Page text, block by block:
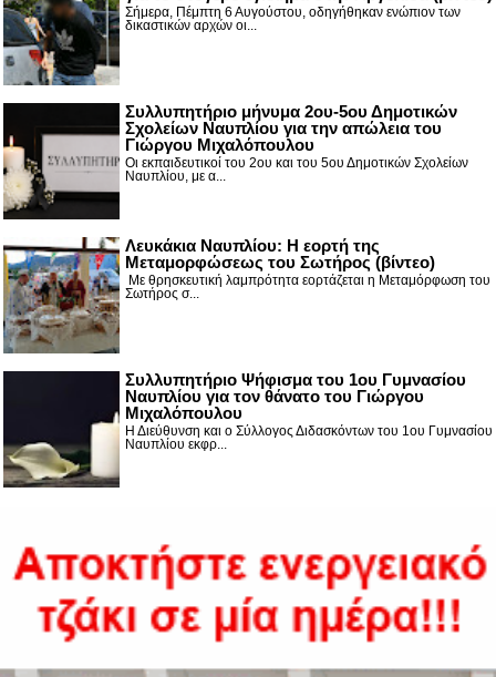
Σήμερα, Πέμπτη 6 Αυγούστου, οδηγήθηκαν ενώπιον των
δικαστικών αρχών οι...
Συλλυπητήριο μήνυμα 2ου-5ου Δημοτικών
Σχολείων Ναυπλίου για την απώλεια του
Γιώργου Μιχαλόπουλου
Οι εκπαιδευτικοί του 2ου και του 5ου Δημοτικών Σχολείων
Ναυπλίου, με α...
Λευκάκια Ναυπλίου: Η εορτή της
Μεταμορφώσεως του Σωτήρος (βίντεο)
Με θρησκευτική λαμπρότητα εορτάζεται η Μεταμόρφωση του
Σωτήρος σ...
Συλλυπητήριο Ψήφισμα του 1ου Γυμνασίου
Ναυπλίου για τον θάνατο του Γιώργου
Μιχαλόπουλου
Η Διεύθυνση και ο Σύλλογος Διδασκόντων του 1ου Γυμνασίου
Ναυπλίου εκφρ...